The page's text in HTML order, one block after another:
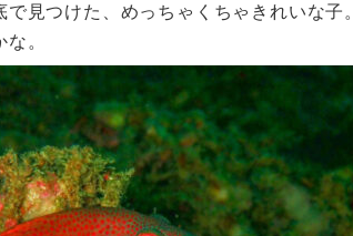
見つけた、めっちゃくちゃきれいな子。
。